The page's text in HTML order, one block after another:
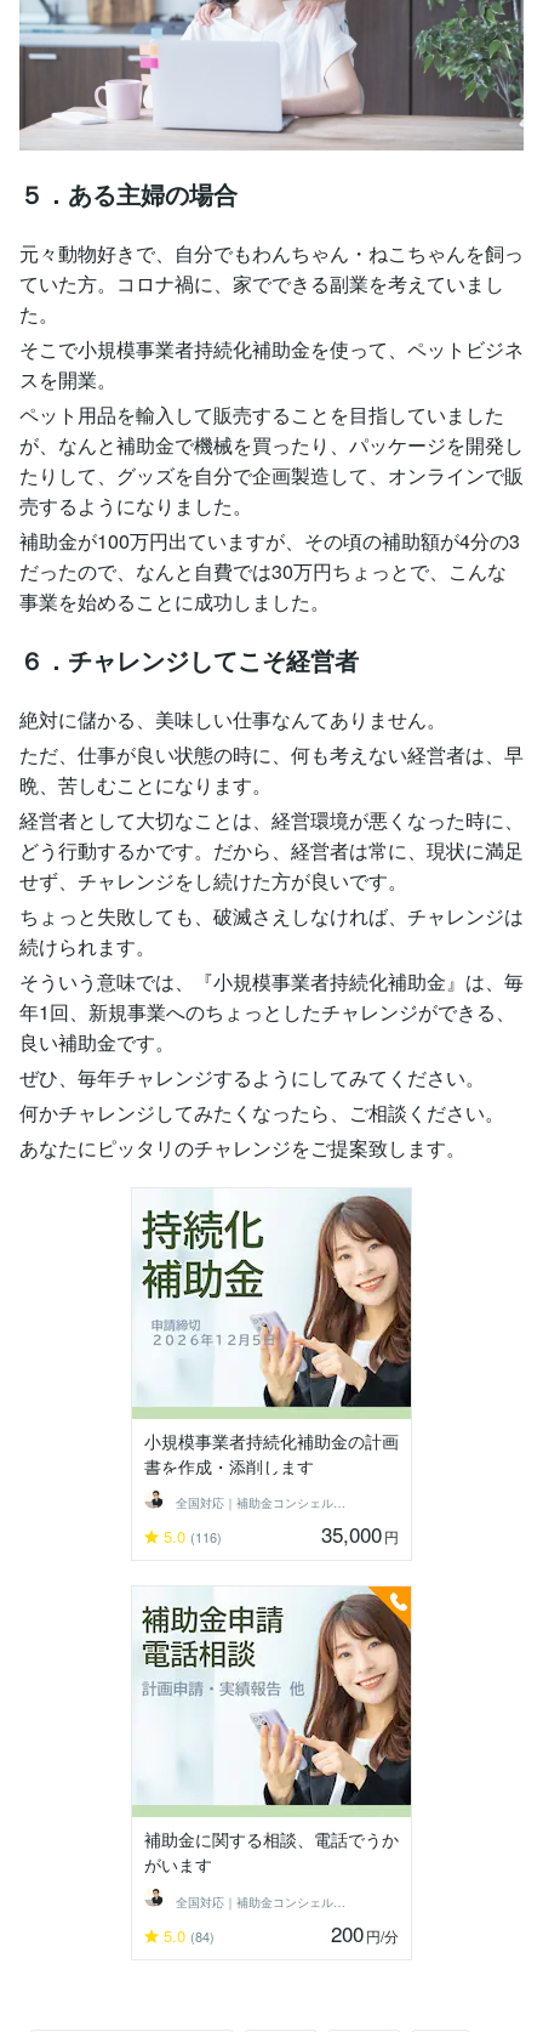
５．ある主婦の場合
元々動物好きで、自分でもわんちゃん・ねこちゃんを飼っ
ていた方。コロナ禍に、家でできる副業を考えていまし
た。
そこで小規模事業者持続化補助金を使って、ペットビジネ
スを開業。
ペット用品を輸入して販売することを目指していました
が、なんと補助金で機械を買ったり、パッケージを開発し
たりして、グッズを自分で企画製造して、オンラインで販
売するようになりました。
補助金が100万円出ていますが、その頃の補助額が4分の3
だったので、なんと自費では30万円ちょっとで、こんな
事業を始めることに成功しました。
６．チャレンジしてこそ経営者
絶対に儲かる、美味しい仕事なんてありません。
ただ、仕事が良い状態の時に、何も考えない経営者は、早
晩、苦しむことになります。
経営者として大切なことは、経営環境が悪くなった時に、
どう行動するかです。だから、経営者は常に、現状に満足
せず、チャレンジをし続けた方が良いです。
ちょっと失敗しても、破滅さえしなければ、チャレンジは
続けられます。
そういう意味では、『小規模事業者持続化補助金』は、毎
年1回、新規事業へのちょっとしたチャレンジができる、
良い補助金です。
ぜひ、毎年チャレンジするようにしてみてください。
何かチャレンジしてみたくなったら、ご相談ください。
あなたにピッタリのチャレンジをご提案致します。
小規模事業者持続化補助金の計画
書を作成・添削します
全国対応｜補助金コンシェルジュ練馬
5.0 (116) 35,000円
補助金に関する相談、電話でうか
がいます
5.0 (84) 200円/分